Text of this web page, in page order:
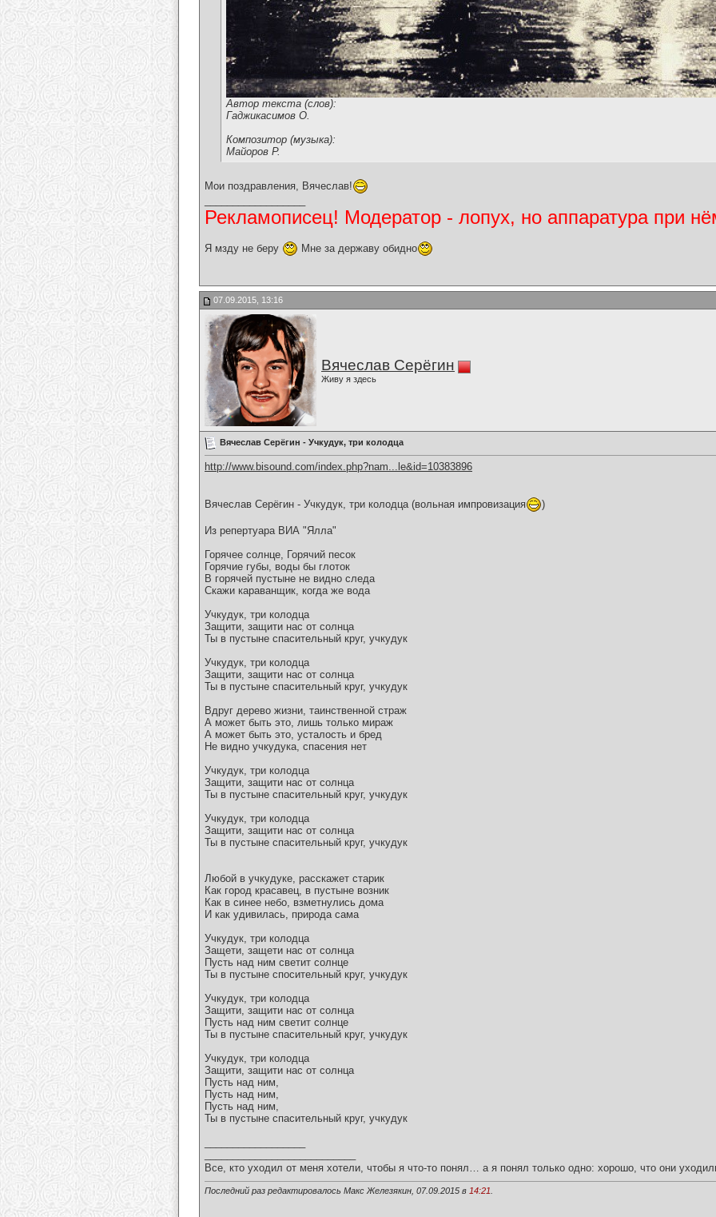
Автор текста (слов):
Гаджикасимов О.
Композитор (музыка):
Майоров Р.
Мои поздравления, Вячеслав!
Рекламописец! Модератор - лопух, но аппаратура при
Я мзду не беру Мне за державу обидно
07.09.2015, 13:16
Вячеслав Серёгин
Живу я здесь
Вячеслав Серёгин - Учкудук, три колодца
http://www.bisound.com/index.php?nam...le&id=10383896
Вячеслав Серёгин - Учкудук, три колодца (вольная импровизация )
Из репертуара ВИА "Ялла"
Горячее солнце, Горячий песок
Горячие губы, воды бы глоток
В горячей пустыне не видно следа
Скажи караванщик, когда же вода
Учкудук, три колодца
Защити, защити нас от солнца
Ты в пустыне спасительный круг, учкудук
Учкудук, три колодца
Защити, защити нас от солнца
Ты в пустыне спасительный круг, учкудук
Вдруг дерево жизни, таинственной страж
А может быть это, лишь только мираж
А может быть это, усталость и бред
Не видно учкудука, спасения нет
Учкудук, три колодца
Защити, защити нас от солнца
Ты в пустыне спасительный круг, учкудук
Учкудук, три колодца
Защити, защити нас от солнца
Ты в пустыне спасительный круг, учкудук
Любой в учкудуке, расскажет старик
Как город красавец, в пустыне возник
Как в синее небо, взметнулись дома
И как удивилась, природа сама
Учкудук, три колодца
Защети, защети нас от солнца
Пусть над ним светит солнце
Ты в пустыне спосительный круг, учкудук
Учкудук, три колодца
Защити, защити нас от солнца
Пусть над ним светит солнце
Ты в пустыне спасительный круг, учкудук
Учкудук, три колодца
Защити, защити нас от солнца
Пусть над ним,
Пусть над ним,
Пусть над ним,
Ты в пустыне спасительный круг, учкудук
Все, кто уходил от меня хотели, чтобы я что-то понял… а я понял только одно: хорошо, что они
Последний раз редактировалось Макс Железякин, 07.09.2015 в 14:21